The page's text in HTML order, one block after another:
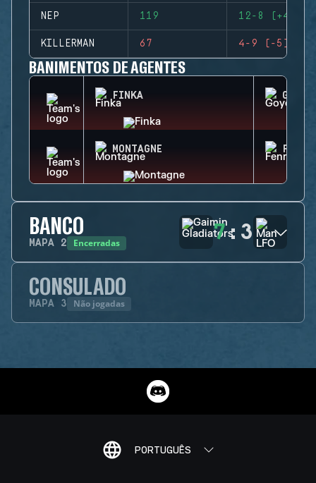
NEP 119 12-8 (+4)
KILLERMAN 67 4-9 (-5)
BANIMENTOS DE AGENTES
FINKA GOYO
MONTAGNE
BANCO
MAPA 2 Encerradas 7: 3
CONSULADO
MAPA 3 Não jogadas
PORTUGUÊS